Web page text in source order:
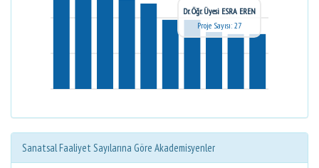
Dr. Öğr. Üyesi ESRA EREN
Proje Sayısı: 27
Sanatsal Faaliyet Sayılarına Göre Akademisyenler